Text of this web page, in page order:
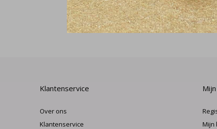
Klantenservice
Over ons
Klantenservice
Mijn